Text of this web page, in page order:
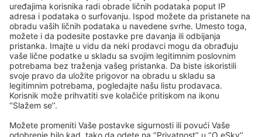
rezultate
Pokušajte još jednom kad izaberete druge kriterijume
Copyright © eSky.rs. Sva prava zadržana.